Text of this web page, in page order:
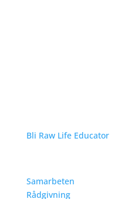
Bli Raw Life Educator
Samarbeten
Rådgivning